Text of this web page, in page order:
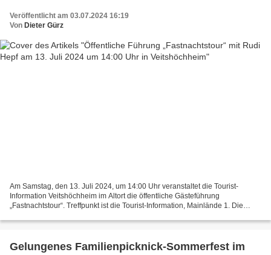
Veröffentlicht am 03.07.2024 16:19
Von Dieter Gürz
Am Samstag, den 13. Juli 2024, um 14:00 Uhr veranstaltet die Tourist-
Information Veitshöchheim im Altort die öffentliche Gästeführung
„Fastnachtstour“. Treffpunkt ist die Tourist-Information, Mainlände 1. Die
Gelungenes Familienpicknick-Sommerfest im